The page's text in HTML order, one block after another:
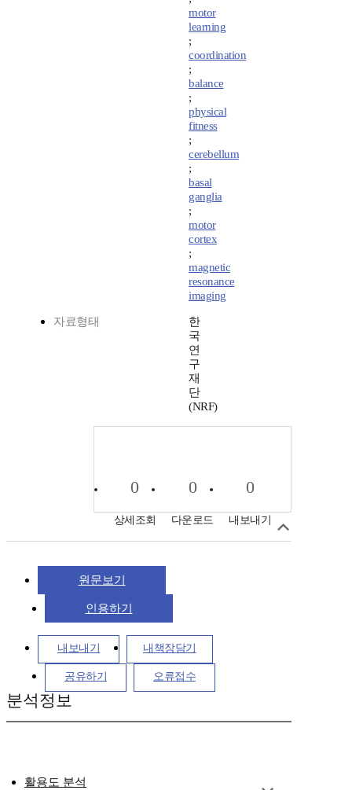
motor
learning
;
coordination
;
balance
;
physical
fitness
;
cerebellum
;
basal
ganglia
;
motor
cortex
;
magnetic
resonance
imaging
자료형태
한
국
연
구
재
단
(NRF)
0
상세조회
0
다운로드
0
내보내기
원문보기
인용하기
내보내기 내책장담기
공유하기 오류접수
분석정보
활용도 분석